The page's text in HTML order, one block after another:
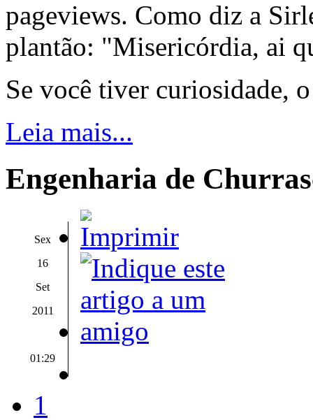
pageviews. Como diz a
plantão: "Misericórdia, ai
Se você tiver curiosidade,
Leia mais...
Engenharia de
Sex
16
Set
2011
01:29
1